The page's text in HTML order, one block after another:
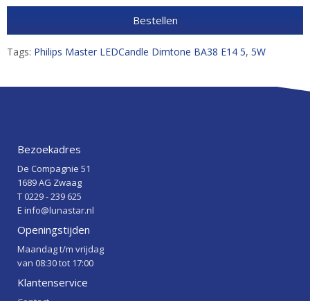
Bestellen
Tags: Philips Master LEDCandle Dimtone BA38 E14 5, 5W
Bezoekadres
De Compagnie 51
1689 AG Zwaag
T 0229 - 239 625
E info@lunastar.nl
Openingstijden
Maandag t/m vrijdag
van 08:30 tot 17:00
Klantenservice